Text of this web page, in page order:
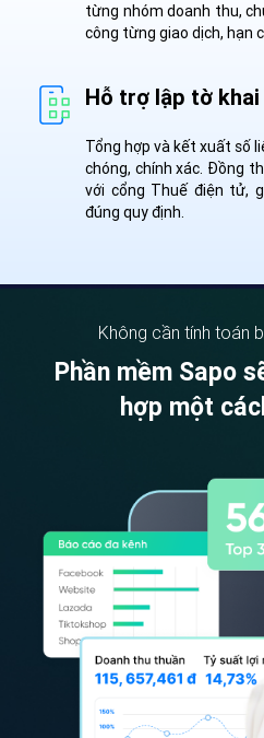
từng nhóm doanh thu,
công từng giao dịch, hạn
Hỗ trợ lập tờ
Tổng hợp và kết xuất số
chóng, chính xác. Đồng
với cổng Thuế điện tử,
đúng quy định.
Không cần tính toán
Phần mềm Sapo
hợp một